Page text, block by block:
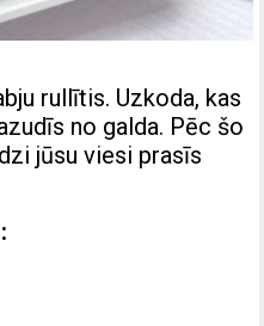
rullītis. Uzkoda, kas
no galda. Pēc šo
jūsu viesi prasīs